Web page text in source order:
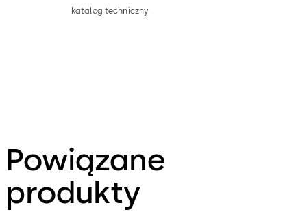
katalog techniczny
Powiązane
produkty